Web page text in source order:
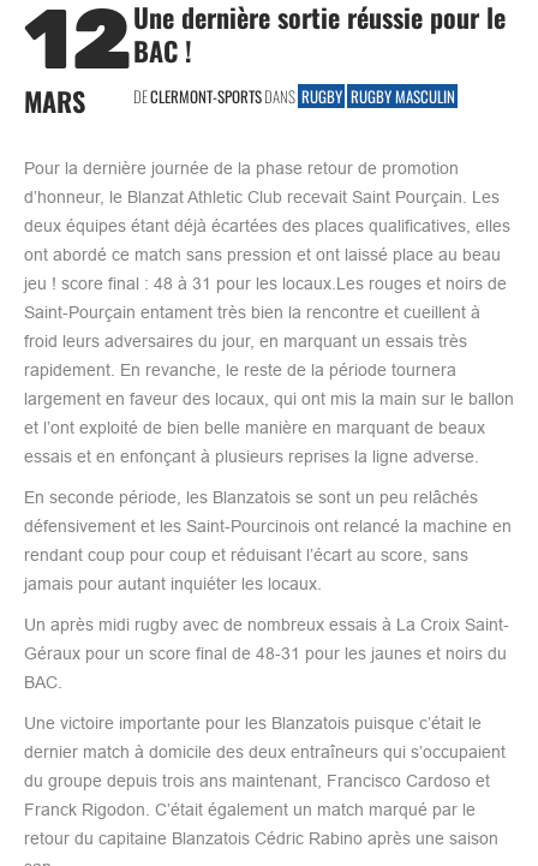
12
MARS
Une dernière sortie réussie pour le
BAC !
DECLERMONT-SPORTSDANS RUGBY RUGBY MASCULIN
Pour la dernière journée de la phase retour de promotion
d’honneur, le Blanzat Athletic Club recevait Saint Pourçain. Les
deux équipes étant déjà écartées des places qualificatives, elles
ont abordé ce match sans pression et ont laissé place au beau
jeu ! score final : 48 à 31 pour les locaux.Les rouges et noirs de
Saint-Pourçain entament très bien la rencontre et cueillent à
froid leurs adversaires du jour, en marquant un essais très
rapidement. En revanche, le reste de la période tournera
largement en faveur des locaux, qui ont mis la main sur le ballon
et l’ont exploité de bien belle manière en marquant de beaux
essais et en enfonçant à plusieurs reprises la ligne adverse.
En seconde période, les Blanzatois se sont un peu relâchés
défensivement et les Saint-Pourcinois ont relancé la machine en
rendant coup pour coup et réduisant l’écart au score, sans
jamais pour autant inquiéter les locaux.
Un après midi rugby avec de nombreux essais à La Croix Saint-
Géraux pour un score final de 48-31 pour les jaunes et noirs du
BAC.
Une victoire importante pour les Blanzatois puisque c’était le
dernier match à domicile des deux entraîneurs qui s’occupaient
du groupe depuis trois ans maintenant, Francisco Cardoso et
Franck Rigodon. C’était également un match marqué par le
retour du capitaine Blanzatois Cédric Rabino après une saison